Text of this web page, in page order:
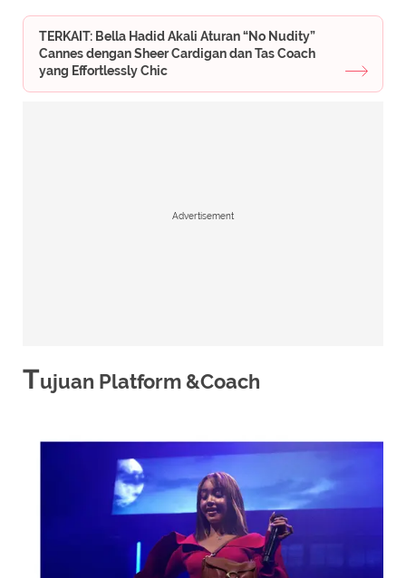
TERKAIT: Bella Hadid Akali Aturan “No Nudity”
Cannes dengan Sheer Cardigan dan Tas Coach
yang Effortlessly Chic
Advertisement
Tujuan Platform &Coach